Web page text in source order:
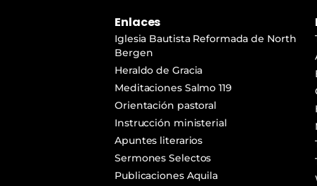
Enlaces
Iglesia Bautista Reformada de North
Bergen
Heraldo de Gracia
Meditaciones Salmo 119
Orientación pastoral
Instrucción ministerial
Apuntes literarios
Sermones Selectos
Publicaciones Aquila